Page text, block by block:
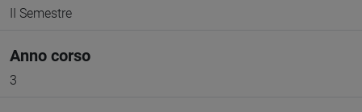
II Semestre
Anno corso
3